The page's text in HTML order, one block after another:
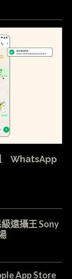
WhatsApp
遠攝王 Sony
App Store